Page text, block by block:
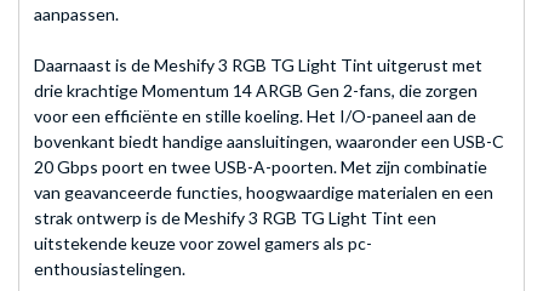
aanpassen.
Daarnaast is de Meshify 3 RGB TG Light Tint uitgerust met
drie krachtige Momentum 14 ARGB Gen 2-fans, die zorgen
voor een efficiënte en stille koeling. Het I/O-paneel aan de
bovenkant biedt handige aansluitingen, waaronder een USB-C
20 Gbps poort en twee USB-A-poorten. Met zijn combinatie
van geavanceerde functies, hoogwaardige materialen en een
strak ontwerp is de Meshify 3 RGB TG Light Tint een
uitstekende keuze voor zowel gamers als pc-
enthousiastelingen.